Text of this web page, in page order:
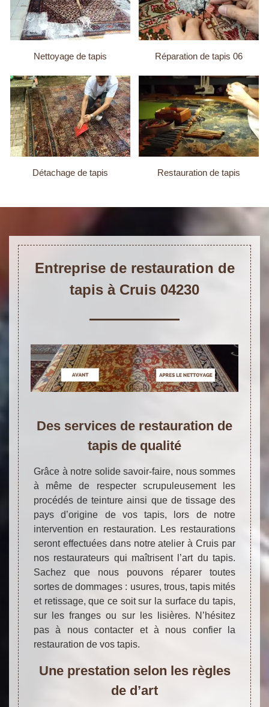
Nettoyage de tapis Réparation de tapis 06
Détachage de tapis Restauration de tapis
Entreprise de restauration de
tapis à Cruis 04230
Des services de restauration de
tapis de qualité
Grâce à notre solide savoir-faire, nous sommes
à même de respecter scrupuleusement les
procédés de teinture ainsi que de tissage des
pays d’origine de vos tapis, lors de notre
intervention en restauration. Les restaurations
seront effectuées dans notre atelier à Cruis par
nos restaurateurs qui maîtrisent l’art du tapis.
Sachez que nous pouvons réparer toutes
sortes de dommages : usures, trous, tapis mités
et retissage, que ce soit sur la surface du tapis,
sur les franges ou sur les lisières. N’hésitez
pas à nous contacter et à nous confier la
restauration de vos tapis.
Une prestation selon les règles
de d’art